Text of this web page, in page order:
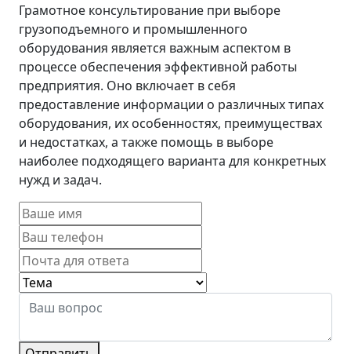
Грамотное консультирование при выборе
грузоподъемного и промышленного
оборудования является важным аспектом в
процессе обеспечения эффективной работы
предприятия. Оно включает в себя
предоставление информации о различных типах
оборудования, их особенностях, преимуществах
и недостатках, а также помощь в выборе
наиболее подходящего варианта для конкретных
нужд и задач.